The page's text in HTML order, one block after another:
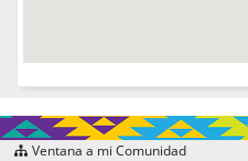
Ventana a mi Comunidad